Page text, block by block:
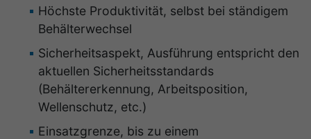
Höchste Produktivität, selbst bei ständigem
Behälterwechsel
Sicherheitsaspekt, Ausführung entspricht den
aktuellen Sicherheitsstandards
(Behältererkennung, Arbeitsposition,
Wellenschutz, etc.)
Einsatzgrenze, bis zu einem